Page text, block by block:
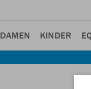
DAMEN KINDER